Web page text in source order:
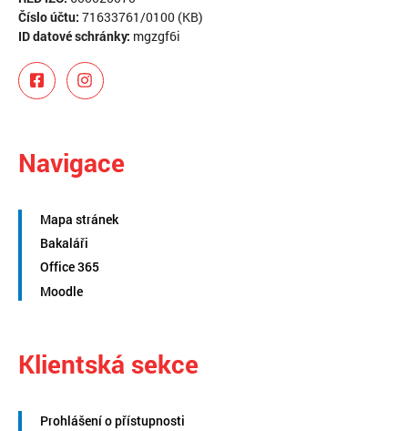
Číslo účtu: 71633761/0100 (KB)
ID datové schránky: mgzgf6i
Navigace
Mapa stránek
Bakaláři
Office 365
Moodle
Klientská sekce
Prohlášení o přístupnosti